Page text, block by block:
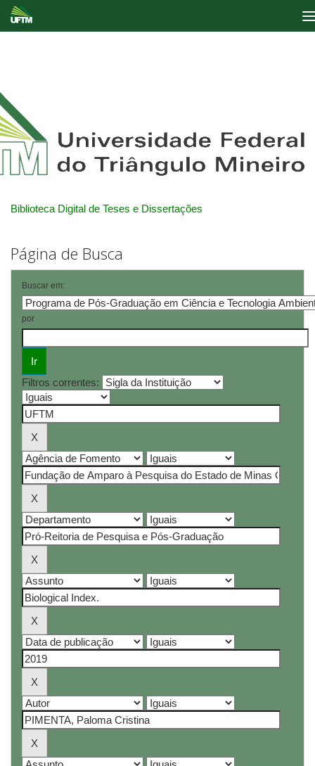
Biblioteca Digital de Teses e Dissertações
Página de Busca
Buscar em:
por
Filtros correntes: